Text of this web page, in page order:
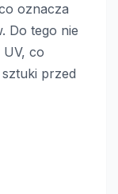
oznacza
Do tego nie
UV, co
przed